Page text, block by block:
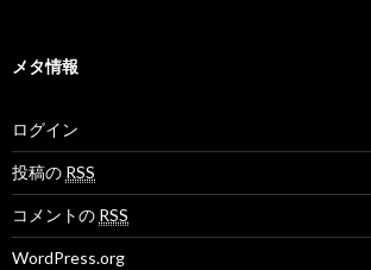
メタ情報
ログイン
投稿の RSS
コメントの RSS
WordPress.org